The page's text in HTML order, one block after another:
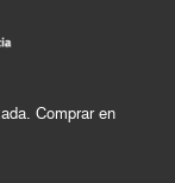
Comprar en